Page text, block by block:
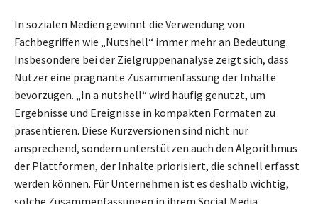
In sozialen Medien gewinnt die Verwendung von
Fachbegriffen wie „Nutshell“ immer mehr an Bedeutung.
Insbesondere bei der Zielgruppenanalyse zeigt sich, dass
Nutzer eine prägnante Zusammenfassung der Inhalte
bevorzugen. „In a nutshell“ wird häufig genutzt, um
Ergebnisse und Ereignisse in kompakten Formaten zu
präsentieren. Diese Kurzversionen sind nicht nur
ansprechend, sondern unterstützen auch den Algorithmus
der Plattformen, der Inhalte priorisiert, die schnell erfasst
werden können. Für Unternehmen ist es deshalb wichtig,
solche Zusammenfassungen in ihrem Social Media